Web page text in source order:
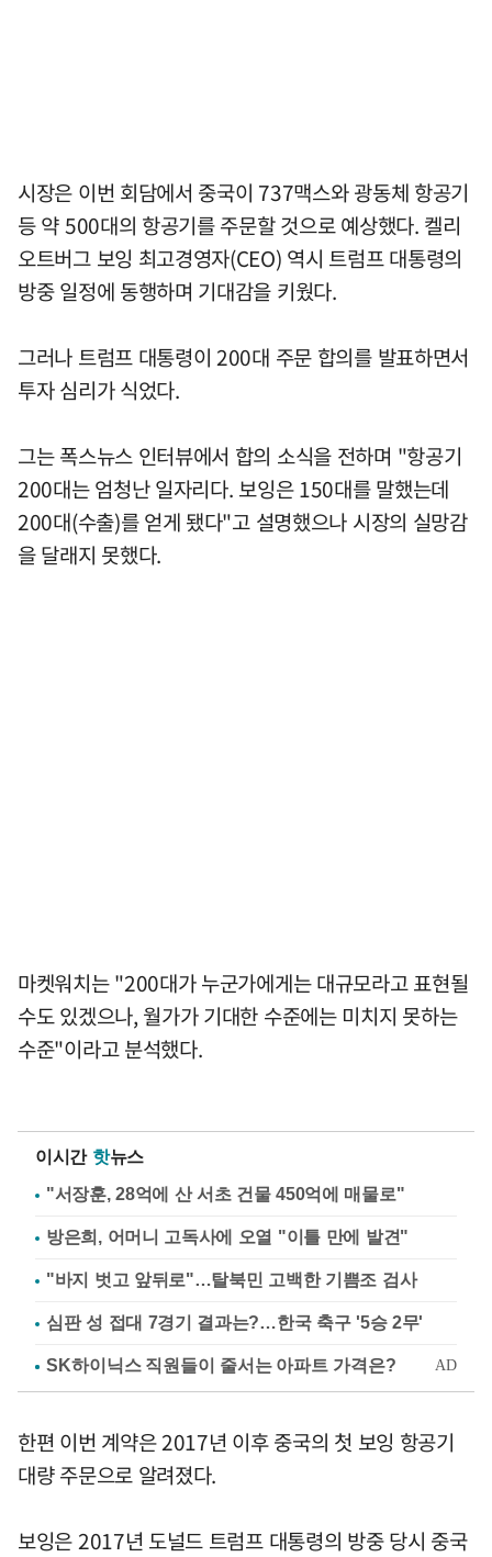
시장은 이번 회담에서 중국이 737맥스와 광동체 항공기
등 약 500대의 항공기를 주문할 것으로 예상했다. 켈리
오트버그 보잉 최고경영자(CEO) 역시 트럼프 대통령의
방중 일정에 동행하며 기대감을 키웠다.
그러나 트럼프 대통령이 200대 주문 합의를 발표하면서
투자 심리가 식었다.
그는 폭스뉴스 인터뷰에서 합의 소식을 전하며 "항공기
200대는 엄청난 일자리다. 보잉은 150대를 말했는데
200대(수출)를 얻게 됐다"고 설명했으나 시장의 실망감
을 달래지 못했다.
마켓워치는 "200대가 누군가에게는 대규모라고 표현될
수도 있겠으나, 월가가 기대한 수준에는 미치지 못하는
수준"이라고 분석했다.
이시간 핫뉴스
"서장훈, 28억에 산 서초 건물 450억에 매물로"
방은희, 어머니 고독사에 오열 "이틀 만에 발견"
"바지 벗고 앞뒤로"…탈북민 고백한 기쁨조 검사
심판 성 접대 7경기 결과는?…한국 축구 '5승 2무'
한편 이번 계약은 2017년 이후 중국의 첫 보잉 항공기
대량 주문으로 알려졌다.
보잉은 2017년 도널드 트럼프 대통령의 방중 당시 중국